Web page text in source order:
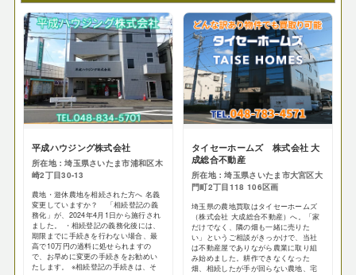
平成ハウジング株式会社
所在地：埼玉県さいたま市浦和区木
崎2丁目30-13
農地・遊休農地を相続された方へ 名義
変更していますか？ 「相続登記の義
務化」が、2024年4月1日から施行され
ました。 ・相続登記の義務化後には、
期限までに手続きを行わない場合、最
高で10万円の過料に処せられますの
で、お早めに変更の手続きをお勧めい
たします。 ※相続登記の手続きは、そ
タイセーホームズ 株式会社 大
成総合不動産
所在地：埼玉県さいたま市大宮区大
門町2丁目118 106区画
埼玉県の農地買取はタイセーホームズ
（株式会社 大成総合不動産）へ。「家
だけでなく、隣の畑も一緒に売りた
い」というご相談がきっかけで、当社
は不動産屋でありながら農業に取り組
み始めました。耕作できなくなった
畑、相続したが手が回らない農地、宅